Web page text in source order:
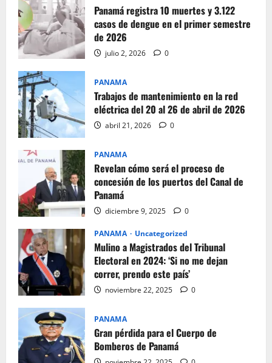
Panamá registra 10 muertes y 3.122
casos de dengue en el primer semestre
de 2026
julio 2, 2026 0
PANAMA
Trabajos de mantenimiento en la red
eléctrica del 20 al 26 de abril de 2026
abril 21, 2026 0
PANAMA
Revelan cómo será el proceso de
concesión de los puertos del Canal de
Panamá
diciembre 9, 2025 0
PANAMA Uncategorized
Mulino a Magistrados del Tribunal
Electoral en 2024: ‘Si no me dejan
correr, prendo este país’
noviembre 22, 2025 0
PANAMA
Gran pérdida para el Cuerpo de
Bomberos de Panamá